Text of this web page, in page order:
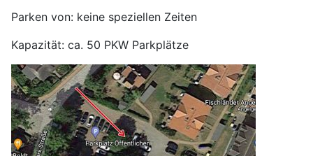
Parken von: keine speziellen Zeiten
Kapazität: ca. 50 PKW Parkplätze